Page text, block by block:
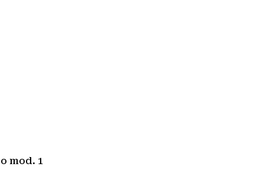
mod. 1